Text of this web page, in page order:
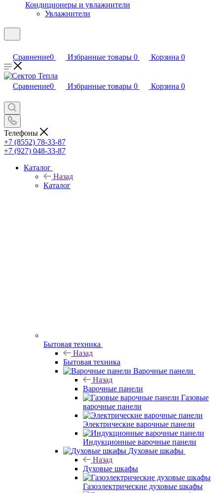
Кондиционеры и увлажнители
Увлажнители
Сравнение0 Избранные товары 0 Корзина 0
Сравнение0 Избранные товары 0 Корзина 0
Телефоны
+7 (8552) 78-33-87
+7 (927) 048-33-87
Каталог
Назад
Каталог
Бытовая техника
Назад
Бытовая техника
Варочные панели
Назад
Варочные панели
Газовые
варочные панели
Электрические варочные панели
Индукционные варочные панели
Духовые шкафы
Назад
Духовые шкафы
Газоэлектрические духовые шкафы